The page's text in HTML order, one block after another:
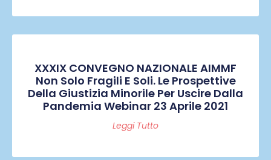
XXXIX CONVEGNO NAZIONALE AIMMF
Non Solo Fragili E Soli. Le Prospettive
Della Giustizia Minorile Per Uscire Dalla
Pandemia Webinar 23 Aprile 2021
Leggi Tutto